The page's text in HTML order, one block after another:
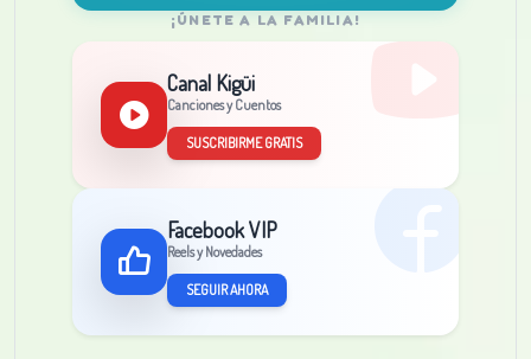
¡ÚNETE A LA FAMILIA!
Canal Kigüi
Canciones y Cuentos
SUSCRIBIRME GRATIS
Facebook VIP
Reels y Novedades
SEGUIR AHORA